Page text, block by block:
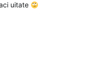
uitate